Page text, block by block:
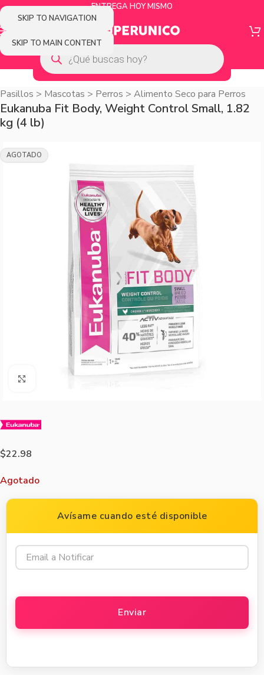
SKIP TO NAVIGATION
SKIP TO MAIN CONTENT
ENTREGA HOY MISMO
Pasillos > Mascotas > Perros > Alimento Seco para Perros
Eukanuba Fit Body, Weight Control Small, 1.82
kg (4 lb)
AGOTADO
Agrandar imagen
$22.98
Agotado
Avísame cuando esté disponible